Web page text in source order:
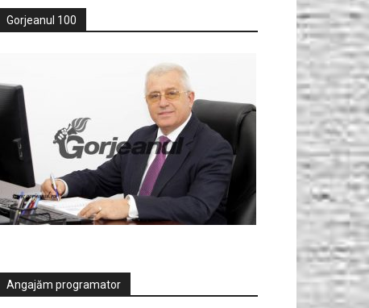
Gorjeanul 100
Angajăm programator